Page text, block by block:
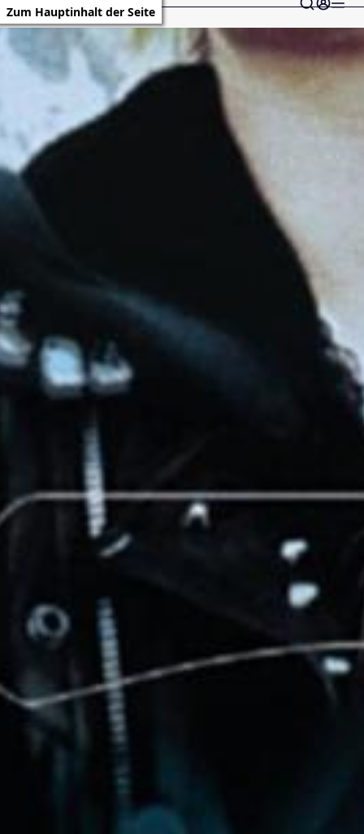
Zum Hauptinhalt der Seite